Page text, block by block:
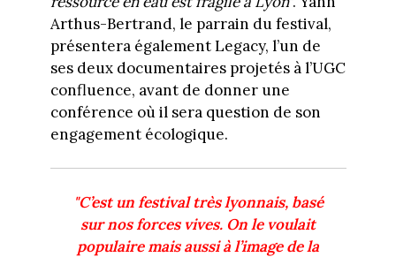
Arthus-Bertrand, le parrain du festival,
présentera également Legacy, l’un de
ses deux documentaires projetés à l’UGC
confluence, avant de donner une
conférence où il sera question de son
engagement écologique.
"C’est un festival très lyonnais, basé
sur nos forces vives. On le voulait
populaire mais aussi à l’image de la